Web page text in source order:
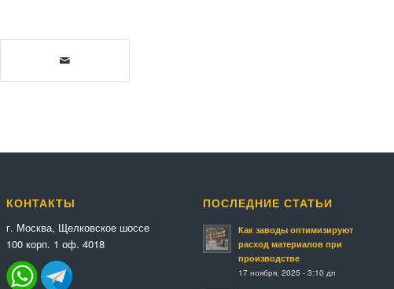
КОНТАКТЫ
г. Москва, Щелковское шоссе
100 корп. 1 оф. 4018
ПОСЛЕДНИЕ СТАТЬИ
Как заводы оптимизируют
расход материалов при
производстве
17 ноября, 2025 - 3:10 дп